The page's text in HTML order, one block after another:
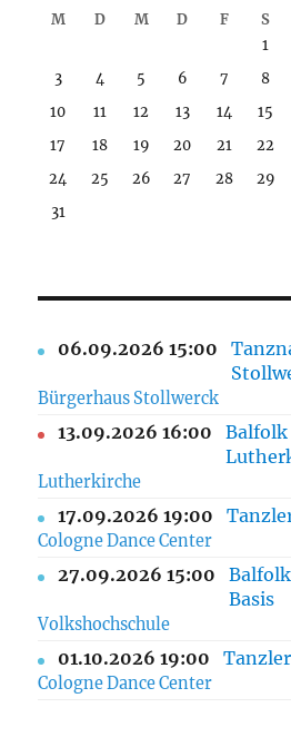
M
D M D F S
1
3
4 5 6 7 8
10
11 12 13 14 15
17
18 19 20 21 22
24
25 26 27 28 29
31
06.09.2026 15:00
Bürgerhaus Stollwerck
13.09.2026 16:00
Lutherkirche
17.09.2026 19:00
Cologne Dance Center
27.09.2026 15:00
Basis
Volkshochschule
01.10.2026 19:00
Cologne Dance Center